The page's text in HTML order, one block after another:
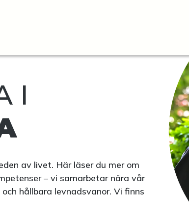
I
av livet. Här läser du mer om
– vi samarbetar nära vår
hållbara levnadsvanor. Vi finns